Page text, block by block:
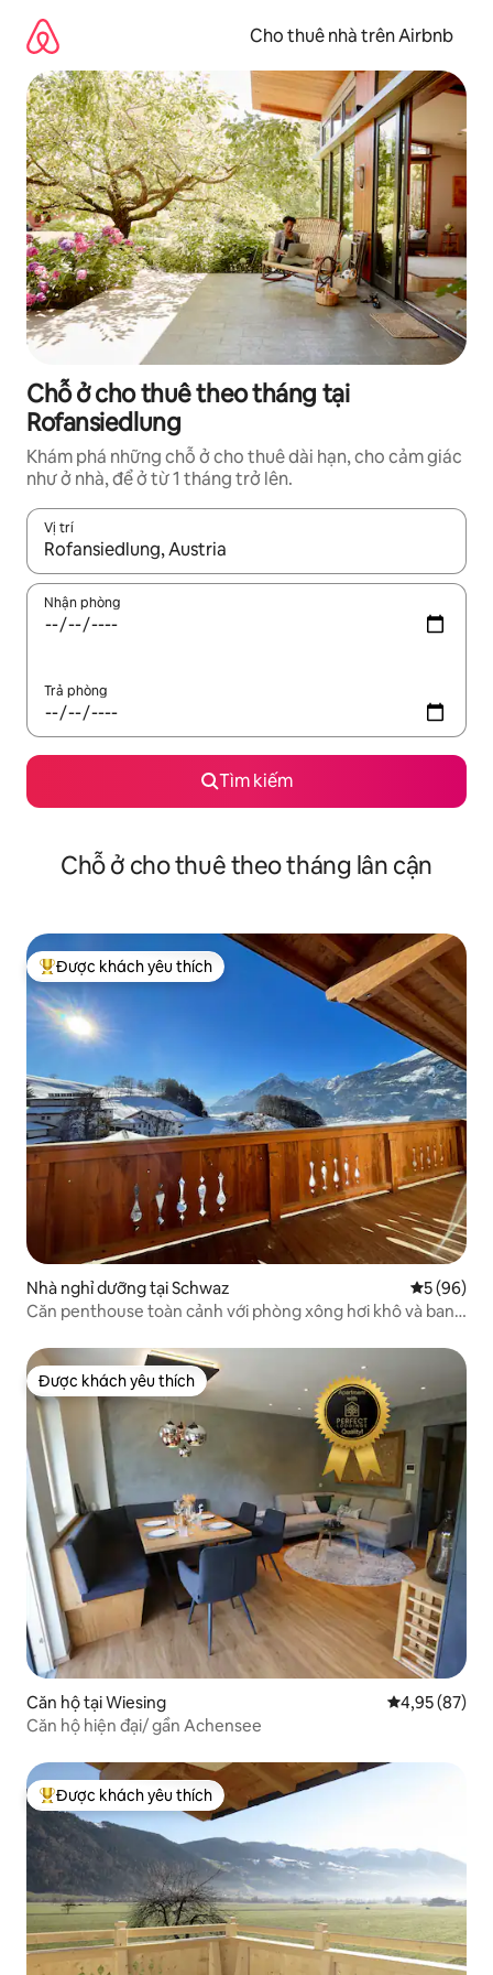
dung
Cho thuê nhà trên Airbnb
Chỗ ở cho thuê theo tháng tại
Rofansiedlung
Khám phá những chỗ ở cho thuê dài hạn, cho cảm giác
như ở nhà, để ở từ 1 tháng trở lên.
Vị trí
Khi có kết quả, hãy điều hướng bằng phím mũi tên lên và
Nhận phòng
Trả phòng
Tìm kiếm
Chỗ ở cho thuê theo tháng lân cận
Được khách yêu thích nhất
Được khách yêu thích
Nhà nghỉ dưỡng tại Schwaz Xếp hạng
5 (96)
Căn penthouse toàn cảnh với phòng xông hơi khô và ban
Được khách yêu thích
Được khách yêu thích
Căn hộ tại Wiesing Xếp hạng
4,95 (87)
Căn hộ hiện đại/ gần Achensee
Được khách yêu thích nhất
Được khách yêu thích